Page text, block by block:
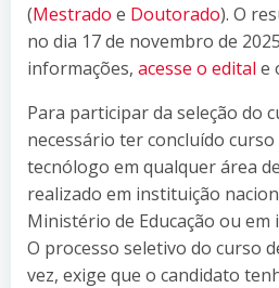
(Mestrado e Doutorado). O
no dia 17 de novembro de
informações, acesse o edital e
Para participar da seleção do
necessário ter concluído
tecnólogo em qualquer área
realizado em instituição
Ministério de Educação ou
O processo seletivo do curso
vez, exige que o candidato